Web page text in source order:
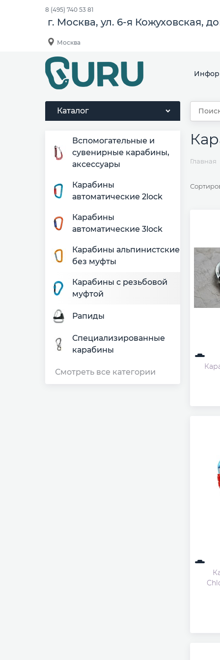
8 (495) 740 53 81
г. Москва, ул. 6-я Кожуховская,
Москва
Каталог
Вспомогательные и
сувенирные карабины,
аксессуары
Карабины
автоматические 2lock
Карабины
автоматические 3lock
Карабины альпинистские
без муфты
Карабины с резьбовой
муфтой
Рапиды
Специализированные
карабины
Смотреть все категории
Главная